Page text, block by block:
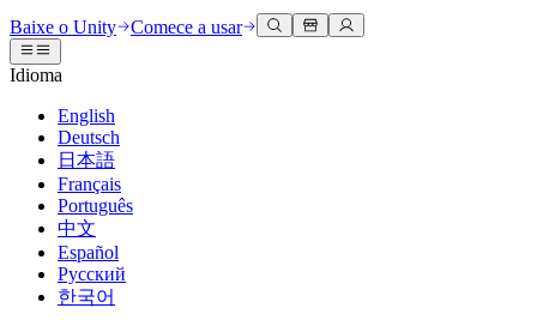
Engine do Unity
Crie jogos 2D e 3D para qualquer plataforma
Colaboração
Colabore e itere rapidamente com sua equipe
Baixe o Unity
Planos e preços
Implante
Multiplataforma
Colaboração 3D
Construa e revise projetos 3D em tempo real
Treinamento imersivo
Treine em ambientes imersivos
Experiências do cliente
Crie experiências interativas em 3D
Setores
Manufatura
Documentação
Ferramentas de desenvolvedor
Versões de lançamento e rastreador de problemas
Roteiro
Revisar recursos futuros
Glossário
Discussões
Eventos
Eventos globais e locais
Histórias da comunidade
Made with Unity
Mostrando criadores do Unity
Unity Learn
Domine habilidades do Unity gratuitamente
Treinamento profissional
Aprimore sua equipe com treinadores do Unity
É iniciante no Unity?
Conceitos básicos
Inicie seu aprendizado
Caminhos Essenciais do Unity
Obter ajuda
Ajudando você a ter sucesso com Unity
Planos de sucesso
Alcance seus objetivos mais rápido com suporte especializado
Perguntas frequentes
Respostas para perguntas comuns
Entre em contato conosco
Conecte-se com nossa equipe
Baixe o Unity Comece a usar
Idioma
English
Deutsch
日本語
Français
Português
中文
Español
Русский
한국어